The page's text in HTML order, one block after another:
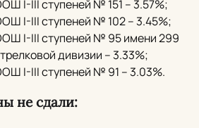
I-III ступеней № 151 – 3.57%;
I-III ступеней № 102 – 3.45%;
I-III ступеней № 95 имени 299
дивизии – 3.33%;
I-III ступеней № 91 – 3.03%.
не сдали: